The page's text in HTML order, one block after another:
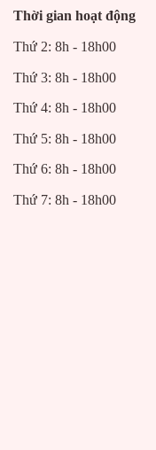
Thời gian hoạt động
Thứ 2: 8h - 18h00
Thứ 3: 8h - 18h00
Thứ 4: 8h - 18h00
Thứ 5: 8h - 18h00
Thứ 6: 8h - 18h00
Thứ 7: 8h - 18h00